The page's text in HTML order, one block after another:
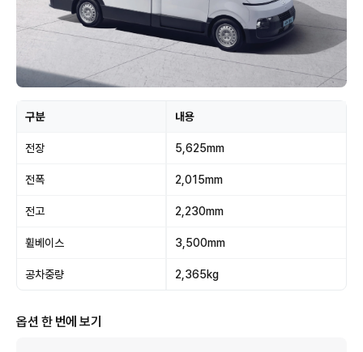
구분 내용
전장 5,625mm
전폭 2,015mm
전고 2,230mm
휠베이스 3,500mm
공차중량 2,365kg
옵션 한 번에 보기